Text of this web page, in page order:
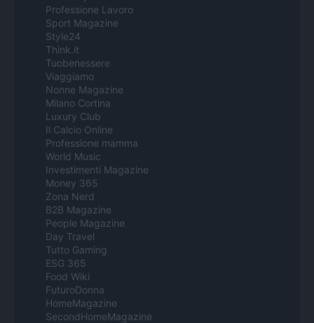
Professione Lavoro
Sport Magazine
Style24
Think.it
Tuobenessere
Viaggiamo
Nonne Magazine
Milano Cortina
Luxury Club
Il Calcio Online
Professione mamma
World Music
Investimenti Magazine
Money 365
Zona Nerd
B2B Magazine
People Magazine
Day Travel
Tutto Gaming
ESG 365
Food Wiki
FuturoDonna
HomeMagazine
SecondHomeMagazine